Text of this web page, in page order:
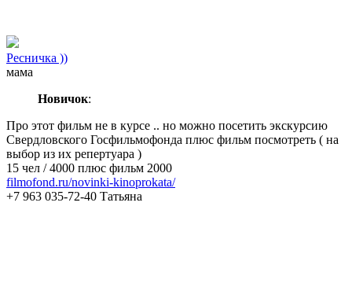
Ресничка ))
мама
Новичок:
Про этот фильм не в курсе .. но можно посетить экскурсию
Свердловского Госфильмофонда плюс фильм посмотреть ( на
выбор из их репертуара )
15 чел / 4000 плюс фильм 2000
filmofond.ru/novinki-kinoprokata/
+7 963 035-72-40 Татьяна